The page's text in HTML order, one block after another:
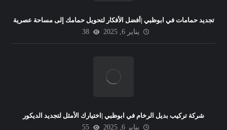
تجديد حمامات في ابوظبي |أفضل الأفكار لتحويل حمامك إلى مساحة عصرية
يناير 6, 2025
38
شركة تركيب بديل الرخام في ابوظبي |اختيارك الأمثل لتجديد الديكور
يناير 6, 2025
55